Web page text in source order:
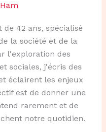
42 ans, spécialisé
la société et de la
l'exploration des
sociales, j'écris des
éclairent les enjeux
est de donner une
rarement et de
notre quotidien.